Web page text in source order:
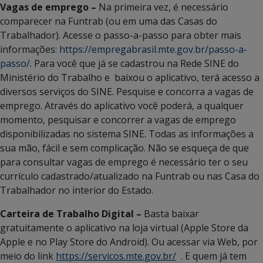
Vagas de emprego – Na primeira vez, é necessário
comparecer na Funtrab (ou em uma das Casas do
Trabalhador). Acesse o passo-a-passo para obter mais
informações: https://empregabrasil.mte.gov.br/passo-a-
passo/. Para você que já se cadastrou na Rede SINE do
Ministério do Trabalho e baixou o aplicativo, terá acesso a
diversos serviços do SINE. Pesquise e concorra a vagas de
emprego. Através do aplicativo você poderá, a qualquer
momento, pesquisar e concorrer a vagas de emprego
disponibilizadas no sistema SINE. Todas as informações a
sua mão, fácil e sem complicação. Não se esqueça de que
para consultar vagas de emprego é necessário ter o seu
currículo cadastrado/atualizado na Funtrab ou nas Casa do
Trabalhador no interior do Estado.
Carteira de Trabalho Digital – Basta baixar
gratuitamente o aplicativo na loja virtual (Apple Store da
Apple e no Play Store do Android). Ou acessar via Web, por
meio do link https://servicos.mte.gov.br/ . E quem já tem